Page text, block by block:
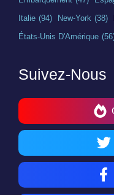
Italie (94) New-York (38)
États-Unis D'Amérique
Suivez-Nous